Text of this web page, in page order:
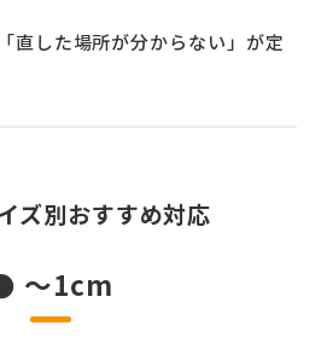
直した場所が分からない」が定
ズ別おすすめ対応
〜1cm